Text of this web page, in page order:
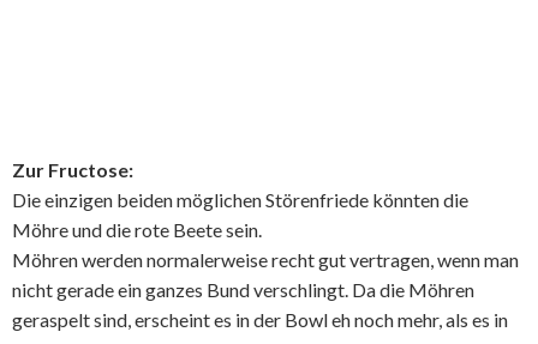
Zur Fructose:
Die einzigen beiden möglichen Störenfriede könnten die
Möhre und die rote Beete sein.
Möhren werden normalerweise recht gut vertragen, wenn man
nicht gerade ein ganzes Bund verschlingt. Da die Möhren
geraspelt sind, erscheint es in der Bowl eh noch mehr, als es in